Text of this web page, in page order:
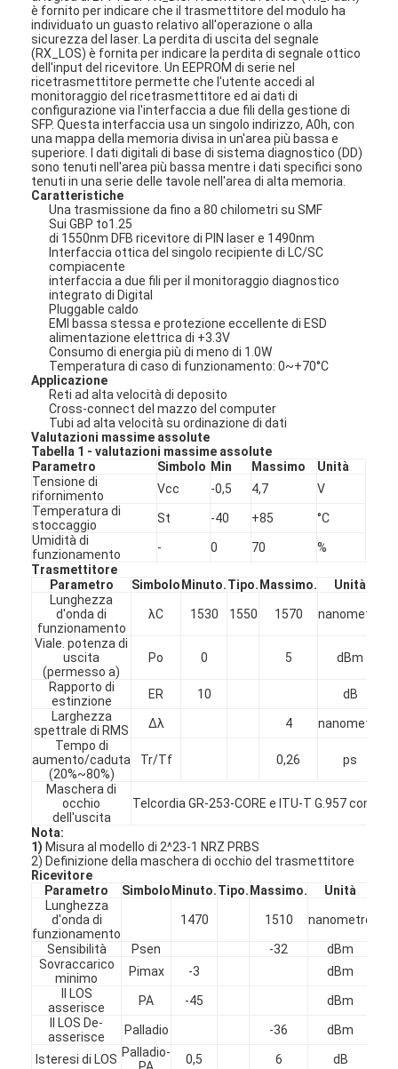
Casa
Prodotti
Circa noi
Giro della fabbrica
Controllo di qualità
Contattici
Notizie
Parla adesso.
MPO MTP
WDM MUX DEMUX
separatore a fibra ottica del plc
cavo a fibre ottiche
è fornito per indicare che il trasmettitore del modulo ha
individuato un guasto relativo all'operazione o alla
sicurezza del laser. La perdita di uscita del segnale
(RX_LOS) è fornita per indicare la perdita di segnale ottico
dell'input del ricevitore. Un EEPROM di serie nel
ricetrasmettitore permette che l'utente accedi al
monitoraggio del ricetrasmettitore ed ai dati di
configurazione via l'interfaccia a due fili della gestione di
SFP. Questa interfaccia usa un singolo indirizzo, A0h, con
una mappa della memoria divisa in un'area più bassa e
superiore. I dati digitali di base di sistema diagnostico (DD)
sono tenuti nell'area più bassa mentre i dati specifici sono
tenuti in una serie delle tavole nell'area di alta memoria.
Caratteristiche
Una trasmissione da fino a 80 chilometri su SMF
Sui GBP to1.25
di 1550nm DFB ricevitore di PIN laser e 1490nm
Interfaccia ottica del singolo recipiente di LC/SC
compiacente
interfaccia a due fili per il monitoraggio diagnostico
integrato di Digital
Pluggable caldo
EMI bassa stessa e protezione eccellente di ESD
alimentazione elettrica di +3.3V
Consumo di energia più di meno di 1.0W
Temperatura di caso di funzionamento: 0~+70°C
Applicazione
Reti ad alta velocità di deposito
Cross-connect del mazzo del computer
Tubi ad alta velocità su ordinazione di dati
Valutazioni massime assolute
Tabella 1 - valutazioni massime assolute
Parametro
Simbolo Min Massimo
Unità
Tensione di
rifornimento
Vcc -0,5 4,7
V
Temperatura di
stoccaggio
St -40 +85
°C
Umidità di
funzionamento
- 0 70
%
Trasmettitore
Parametro
Simbolo Minuto.Tipo. Massimo. Unità
Lunghezza
d'onda di
funzionamento
λC 1530 1550 1570 nanometro
Viale. potenza di
uscita
(permesso a)
Po 0 5 dBm
Rapporto di
estinzione
ER 10 dB
Larghezza
spettrale di RMS
Δλ 4
nanometro
Tempo di
aumento/caduta
(20%~80%)
Tr/Tf 0,26 ps
Maschera di
occhio
dell'uscita
Telcordia GR-253-CORE e ITU-T G.957
Nota:
1) Misura al modello di 2^23-1 NRZ PRBS
2) Definizione della maschera di occhio del trasmettitore
Ricevitore
Parametro
Simbolo Minuto.Tipo. Massimo. Unità
Lunghezza
d'onda di
funzionamento
1470 1510 nanometro
Sensibilità Psen -32 dBm
Sovraccarico
minimo
Pimax -3
dBm
Il LOS
asserisce
PA -45
dBm
Il LOS De-
asserisce
Palladio -36 dBm
Isteresi di LOS Palladio-
0,5 6 dB